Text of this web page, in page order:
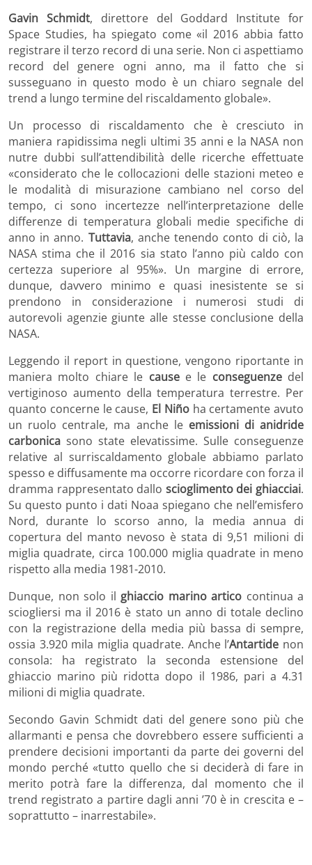
Gavin Schmidt, direttore del Goddard Institute for
Space Studies, ha spiegato come «il 2016 abbia fatto
registrare il terzo record di una serie. Non ci aspettiamo
record del genere ogni anno, ma il fatto che si
susseguano in questo modo è un chiaro segnale del
trend a lungo termine del riscaldamento globale».
Un processo di riscaldamento che è cresciuto in
maniera rapidissima negli ultimi 35 anni e la NASA non
nutre dubbi sull’attendibilità delle ricerche effettuate
«considerato che le collocazioni delle stazioni meteo e
le modalità di misurazione cambiano nel corso del
tempo, ci sono incertezze nell’interpretazione delle
differenze di temperatura globali medie specifiche di
anno in anno. Tuttavia, anche tenendo conto di ciò, la
NASA stima che il 2016 sia stato l’anno più caldo con
certezza superiore al 95%». Un margine di errore,
dunque, davvero minimo e quasi inesistente se si
prendono in considerazione i numerosi studi di
autorevoli agenzie giunte alle stesse conclusione della
NASA.
Leggendo il report in questione, vengono riportante in
maniera molto chiare le causee le conseguenzedel
vertiginoso aumento della temperatura terrestre. Per
quanto concerne le cause, El Niñoha certamente avuto
un ruolo centrale, ma anche le emissioni di anidride
carbonica sono state elevatissime. Sulle conseguenze
relative al surriscaldamento globale abbiamo parlato
spesso e diffusamente ma occorre ricordare con forza il
dramma rappresentato dallo scioglimento dei ghiacciai.
Su questo punto i dati Noaa spiegano che nell’emisfero
Nord, durante lo scorso anno, la media annua di
copertura del manto nevoso è stata di 9,51 milioni di
miglia quadrate, circa 100.000 miglia quadrate in meno
rispetto alla media 1981-2010.
Dunque, non solo il ghiaccio marino artico continua a
sciogliersi ma il 2016 è stato un anno di totale declino
con la registrazione della media più bassa di sempre,
ossia 3.920 mila miglia quadrate. Anche l’Antartide non
consola: ha registrato la seconda estensione del
ghiaccio marino più ridotta dopo il 1986, pari a 4.31
milioni di miglia quadrate.
Secondo Gavin Schmidt dati del genere sono più che
allarmanti e pensa che dovrebbero essere sufficienti a
prendere decisioni importanti da parte dei governi del
mondo perché «tutto quello che si deciderà di fare in
merito potrà fare la differenza, dal momento che il
trend registrato a partire dagli anni ’70 è in crescita e –
soprattutto – inarrestabile».